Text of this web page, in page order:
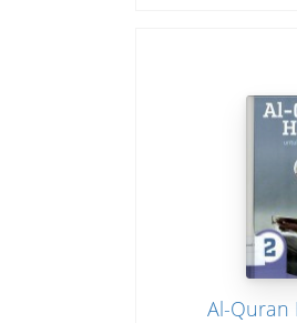
Al-Quran